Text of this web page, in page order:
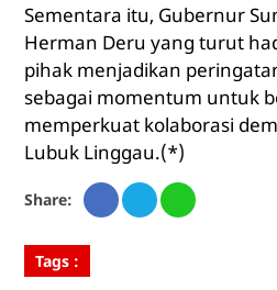
Sementara itu, Gubernur
Herman Deru yang turut
pihak menjadikan
sebagai momentum untuk
memperkuat kolaborasi
Lubuk Linggau.(*)
Share:
Tags :